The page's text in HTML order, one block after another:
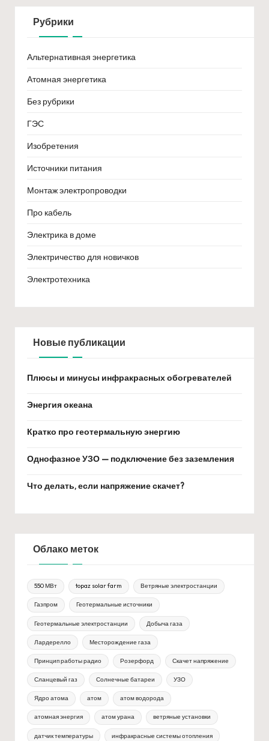
Рубрики
Альтернативная энергетика
Атомная энергетика
Без рубрики
ГЭС
Изобретения
Источники питания
Монтаж электропроводки
Про кабель
Электрика в доме
Электричество для новичков
Электротехника
Новые публикации
Плюсы и минусы инфракрасных обогревателей
Энергия океана
Кратко про геотермальную энергию
Однофазное УЗО — подключение без заземления
Что делать, если напряжение скачет?
Облако меток
550 МВт topaz solar farm Ветряные электростанции
Газпром Геотермальные источники
Геотермальные электростанции Добыча газа
Лардерелло Месторождение газа
Принцип работы радио Розерфорд Скачет напряжение
Сланцевый газ Солнечные батареи УЗО
Ядро атома атом атом водорода
атомная энергия атом урана ветряные установки
датчик температуры инфракрасные системы отопления